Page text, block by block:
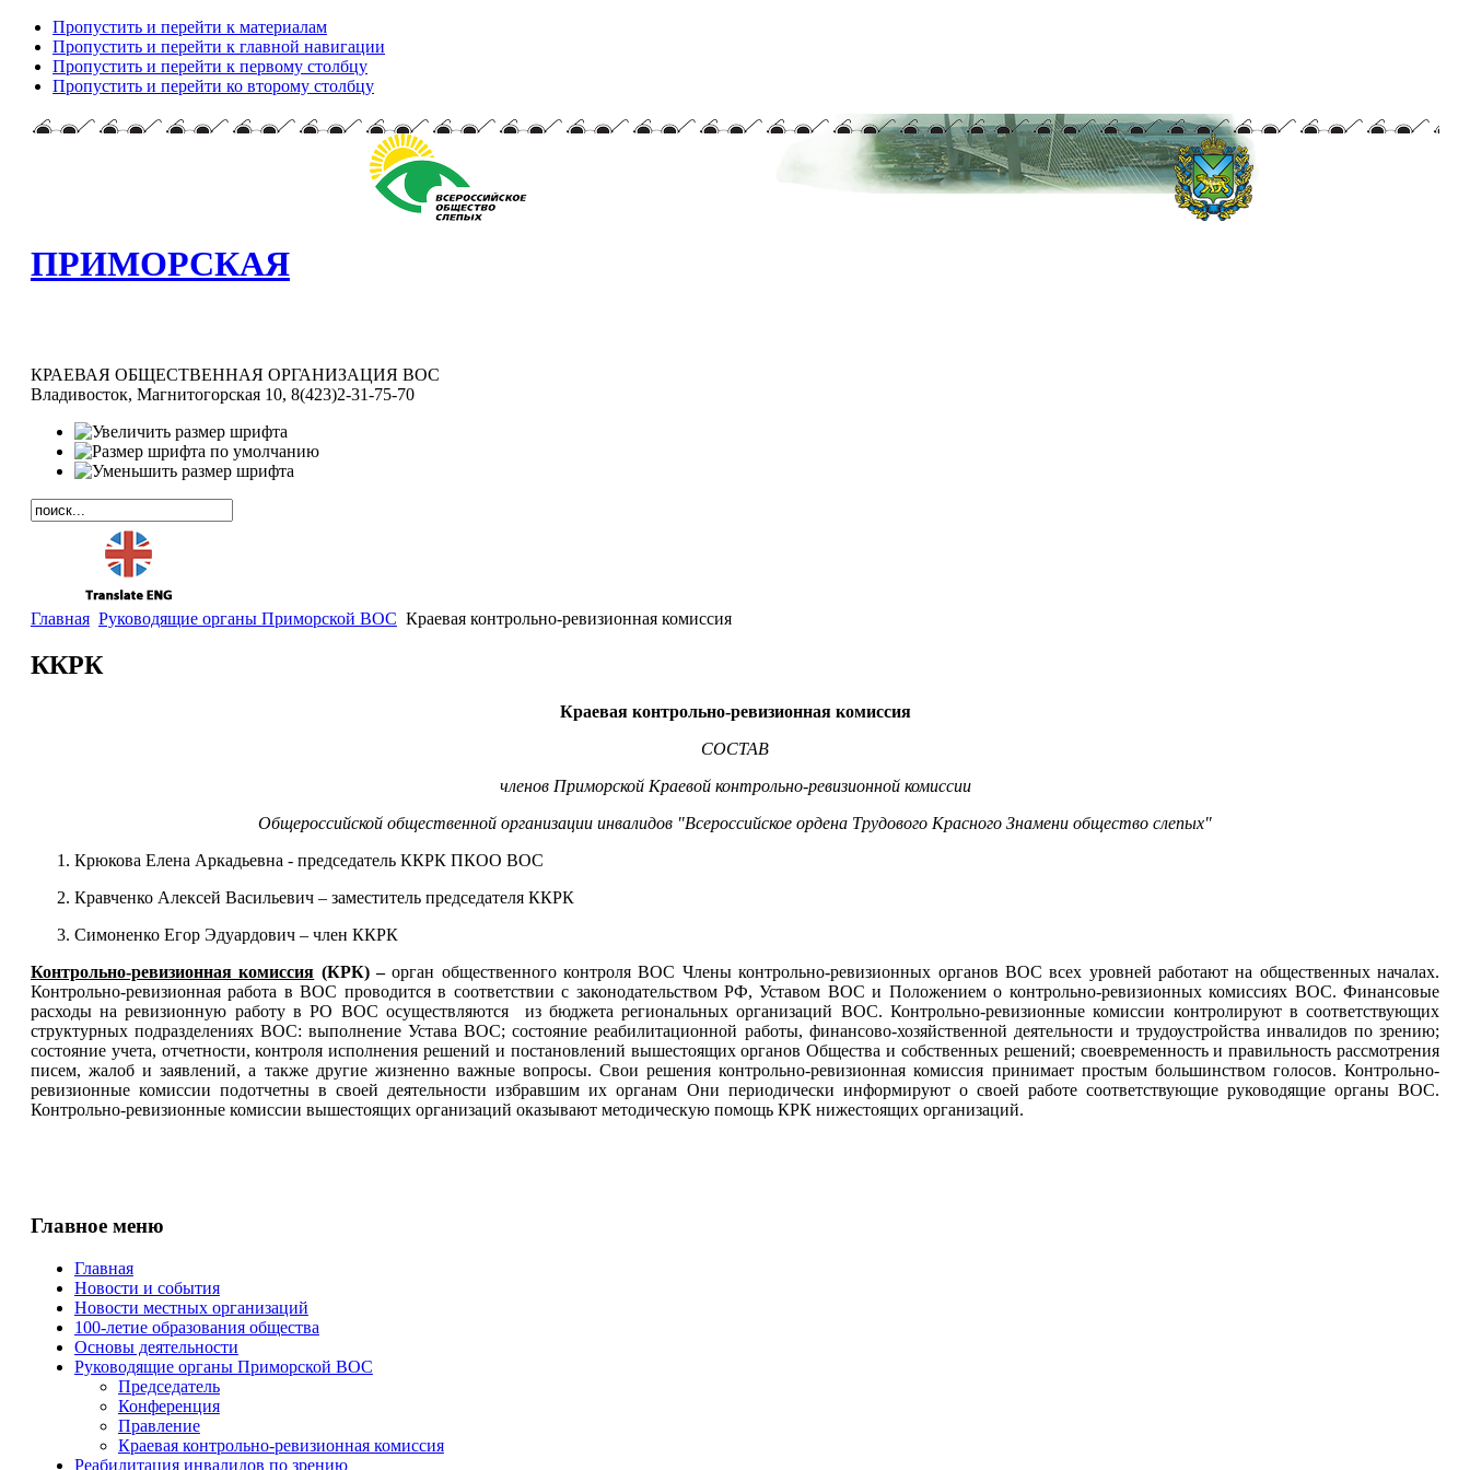
Пропустить и перейти к материалам
Пропустить и перейти к главной навигации
Пропустить и перейти к первому столбцу
Пропустить и перейти ко второму столбцу
ПРИМОРСКАЯ
КРАЕВАЯ ОБЩЕСТВЕННАЯ ОРГАНИЗАЦИЯ ВОС
Владивосток, Магнитогорская 10, 8(423)2-31-75-70
Главная Руководящие органы Приморской ВОС Краевая контрольно-ревизионная комиссия
ККРК
Краевая контрольно-ревизионная комиссия
СОСТАВ
членов Приморской Краевой контрольно-ревизионной комиссии
Общероссийской общественной организации инвалидов "Всероссийское ордена Трудового Красного Знамени общество слепых"
1. Крюкова Елена Аркадьевна - председатель ККРК ПКОО ВОС
2. Кравченко Алексей Васильевич – заместитель председателя ККРК
3. Симоненко Егор Эдуардович– член ККРК
Контрольно-ревизионная комиссия (КРК) –орган общественного контроля ВОС Члены контрольно-ревизионных органов ВОС всех уровней работают на общественных началах.
Контрольно-ревизионная работа в ВОС проводится в соответствии с законодательством РФ, Уставом ВОС и Положением о контрольно-ревизионных комиссиях ВОС. Финансовые
расходы на ревизионную работу в РО ВОС осуществляются из бюджета региональных организаций ВОС. Контрольно-ревизионные комиссии контролируют в соответствующих
структурных подразделениях ВОС: выполнение Устава ВОС; состояние реабилитационной работы, финансово-хозяйственной деятельности и трудоустройства инвалидов по зрению;
состояние учета, отчетности, контроля исполнения решений и постановлений вышестоящих органов Общества и собственных решений; своевременность и правильность рассмотрения
писем, жалоб и заявлений, а также другие жизненно важные вопросы. Свои решения контрольно-ревизионная комиссия принимает простым большинством голосов. Контрольно-
ревизионные комиссии подотчетны в своей деятельности избравшим их органам Они периодически информируют о своей работе соответствующие руководящие органы ВОС.
Контрольно-ревизионные комиссии вышестоящих организаций оказывают методическую помощь КРК нижестоящих организаций.
Главное меню
Главная
Новости и события
Новости местных организаций
100-летие образования общества
Основы деятельности
Руководящие органы Приморской ВОС
Председатель
Конференция
Правление
Краевая контрольно-ревизионная комиссия
Реабилитация инвалидов по зрению